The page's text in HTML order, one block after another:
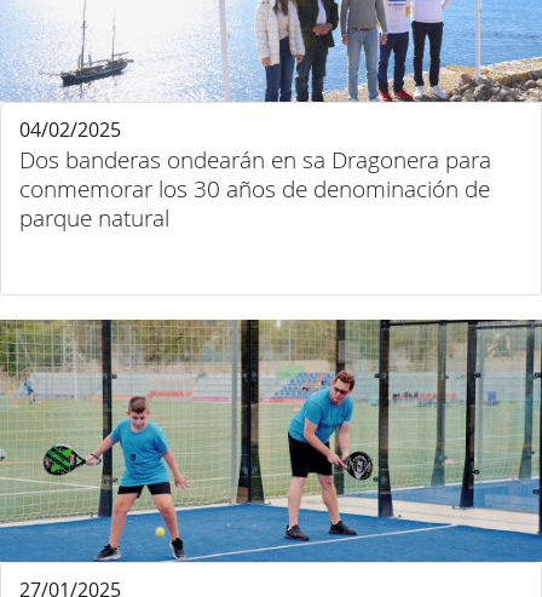
Dos banderas ondearán en sa Dragonera para
conmemorar los 30 años de denominación de
parque natural
04/02/2025
27/01/2025